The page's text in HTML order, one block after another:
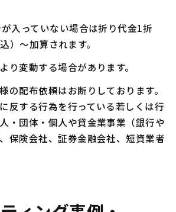
入っていない場合は折り代金1折
）～加算されます。
り変動する場合があります。
の配布依頼はお断りしております。
反する行為を行っている若しくは行
・団体・個人や貸金業事業（銀行や
保険会社、証券金融会社、短資業者